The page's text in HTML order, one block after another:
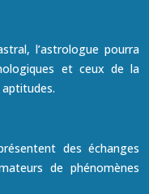
l’astrologue pourra
et ceux de la
aptitudes.
des échanges
de phénomènes